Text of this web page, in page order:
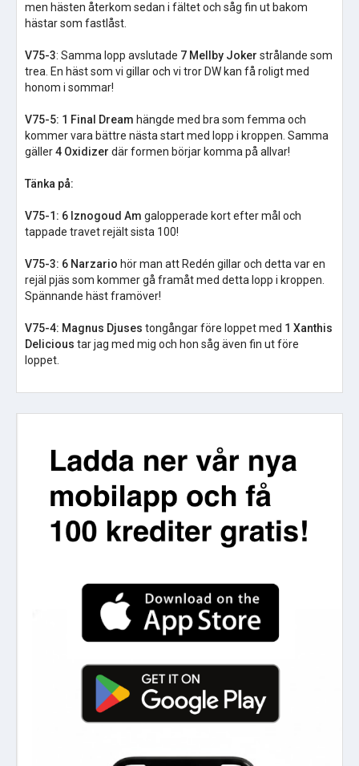
men hästen återkom sedan i fältet och såg fin ut bakom
hästar som fastlåst.
V75-3: Samma lopp avslutade 7 Mellby Joker strålande som
trea. En häst som vi gillar och vi tror DW kan få roligt med
honom i sommar!
V75-5: 1 Final Dream hängde med bra som femma och
kommer vara bättre nästa start med lopp i kroppen. Samma
gäller4 Oxidizer där formen börjar komma på allvar!
Tänka på:
V75-1: 6 Iznogoud Am galopperade kort efter mål och
tappade travet rejält sista 100!
V75-3: 6 Narzario hör man att Redén gillar och detta var en
rejäl pjäs som kommer gå framåt med detta lopp i kroppen.
Spännande häst framöver!
V75-4: Magnus Djuses tongångar före loppet med 1 Xanthis
Delicious tar jag med mig och hon såg även fin ut före
loppet.